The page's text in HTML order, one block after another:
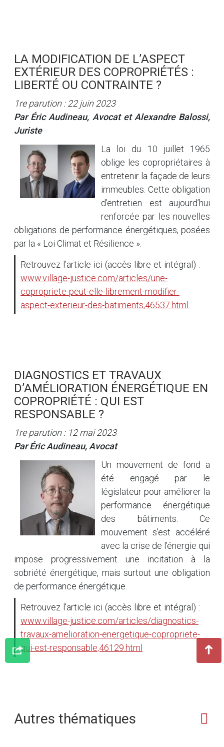
LA MODIFICATION DE L’ASPECT
EXTÉRIEUR DES COPROPRIÉTÉS :
LIBERTÉ OU CONTRAINTE ?
1re parution : 22 juin 2023
Par Éric Audineau, Avocat et Alexandre Balossi,
Juriste
La loi du 10 juillet 1965
oblige les copropriétaires à
entretenir la façade de leurs
immeubles. Cette obligation
d’entretien est aujourd’hui
renforcée par les nouvelles
obligations de performance énergétiques, posées
par la « Loi Climat et Résilience ».
Retrouvez l’article ici (accès libre et intégral) :
www.village-justice.com/articles/une-
copropriete-peut-elle-librement-modifier-
aspect-exterieur-des-batiments,46537.html
DIAGNOSTICS ET TRAVAUX
D’AMÉLIORATION ÉNERGÉTIQUE EN
COPROPRIÉTÉ : QUI EST
RESPONSABLE ?
1re parution : 12 mai 2023
Par Éric Audineau, Avocat
Un mouvement de fond a
été engagé par le
législateur pour améliorer la
performance énergétique
des bâtiments. Ce
mouvement s’est accéléré
avec la crise de l’énergie qui
impose progressivement une incitation à la
sobriété énergétique, mais surtout une obligation
de performance énergétique.
Retrouvez l’article ici (accès libre et intégral) :
www.village-justice.com/articles/diagnostics-
travaux-amelioration-energetique-copropriete-
qui-est-responsable,46129.html
Autres thématiques